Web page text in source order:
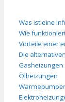
Was ist eine
Wie
Vorteile einer
Die
Gasheizungen
Ölheizungen